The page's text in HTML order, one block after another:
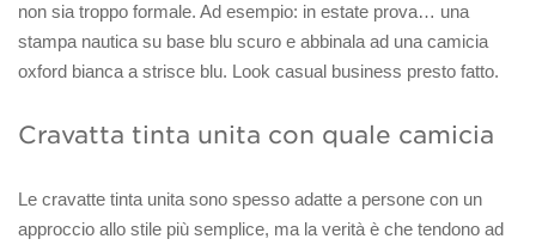
non sia troppo formale. Ad esempio: in estate prova… una
stampa nautica su base blu scuro e abbinala ad una camicia
oxford bianca a strisce blu. Look casual business presto fatto.
Cravatta tinta unita con quale camicia
Le cravatte tinta unita sono spesso adatte a persone con un
approccio allo stile più semplice, ma la verità è che tendono ad